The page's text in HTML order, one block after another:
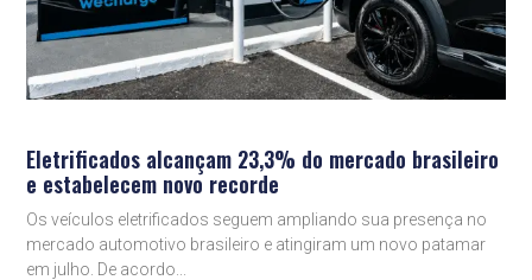
Eletrificados alcançam 23,3% do mercado brasileiro
e estabelecem novo recorde
Os veículos eletrificados seguem ampliando sua presença no
mercado automotivo brasileiro e atingiram um novo patamar
em julho. De acordo